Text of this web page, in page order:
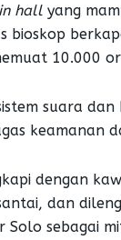
hall yang
bioskop
10.000
suara dan
keamanan
dengan
dan
sebagai